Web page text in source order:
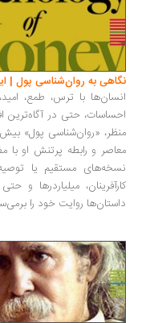
به روان‌شناسی پول | ایما
با ترس، طمع، امید،
حتی در آگاه‌ترین افراد،
«روان‌شناسی پول» بیش از آنکه
و رابطه پرتنش او با مفهوم
مستقیم یا توصیه‌های
میلیاردرها و حتی
روایت خود را برمی‌سازد و